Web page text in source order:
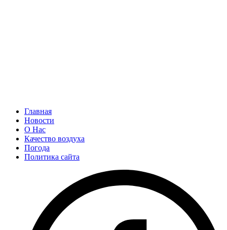
Главная
Новости
О Нас
Качество воздуха
Погода
Политика сайта